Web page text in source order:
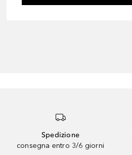
Spedizione
consegna entro 3/6 giorni